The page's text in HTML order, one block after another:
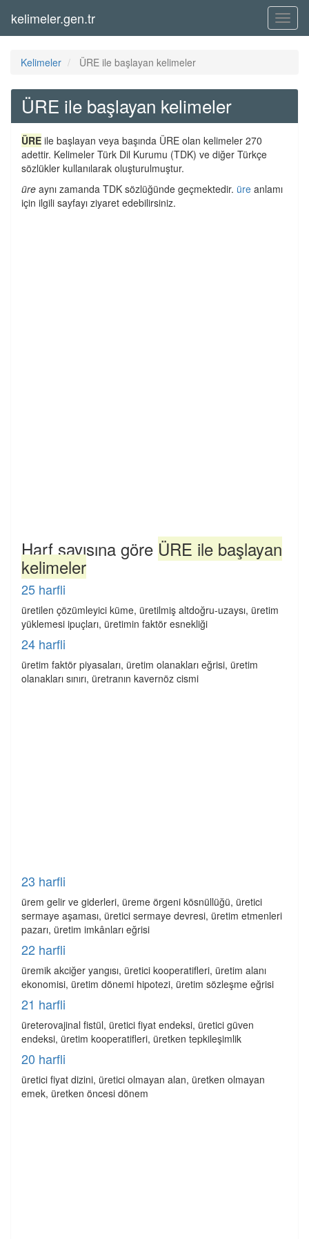
Menü
kelimeler.gen.tr
Kelimeler ÜRE ile başlayan kelimeler
ÜRE ile başlayan kelimeler
ÜRE ile başlayan veya başında ÜRE olan kelimeler 270
adettir. Kelimeler Türk Dil Kurumu (TDK) ve diğer Türkçe
sözlükler kullanılarak oluşturulmuştur.
üre aynı zamanda TDK sözlüğünde geçmektedir. üre anlamı
için ilgili sayfayı ziyaret edebilirsiniz.
Harf sayısına göre ÜRE ile başlayan
kelimeler
25 harfli
üretilen çözümleyici küme, üretilmiş altdoğru-uzaysı, üretim
yüklemesi ipuçları, üretimin faktör esnekliği
24 harfli
üretim faktör piyasaları, üretim olanakları eğrisi, üretim
olanakları sınırı, üretranın kavernöz cismi
23 harfli
ürem gelir ve giderleri, üreme örgeni kösnüllüğü, üretici
sermaye aşaması, üretici sermaye devresi, üretim etmenleri
pazarı, üretim imkânları eğrisi
22 harfli
üremik akciğer yangısı, üretici kooperatifleri, üretim alanı
ekonomisi, üretim dönemi hipotezi, üretim sözleşme eğrisi
21 harfli
üreterovajinal fistül, üretici fiyat endeksi, üretici güven
endeksi, üretim kooperatifleri, üretken tepkileşimlik
20 harfli
üretici fiyat dizini, üretici olmayan alan, üretken olmayan
emek, üretken öncesi dönem